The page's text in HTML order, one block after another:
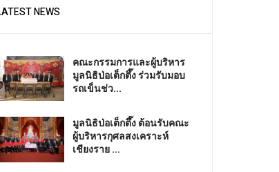
NEWS
คณะกรรมการและผู้บริหาร
มูลนิธิป่อเต็กตึ๊ง ร่วมรับมอบ
รถเข็นช่ว...
มูลนิธิป่อเต็กตึ๊ง ต้อนรับคณะ
ผู้บริหารกุศลสงเคราะห์
เชียงราย ...